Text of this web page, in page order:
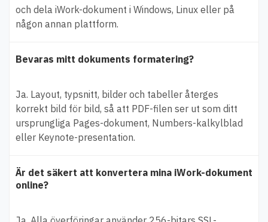
och dela iWork-dokument i Windows, Linux eller på
någon annan plattform.
Bevaras mitt dokuments formatering?
Ja. Layout, typsnitt, bilder och tabeller återges
korrekt bild för bild, så att PDF-filen ser ut som ditt
ursprungliga Pages-dokument, Numbers-kalkylblad
eller Keynote-presentation.
Är det säkert att konvertera mina iWork-dokument
online?